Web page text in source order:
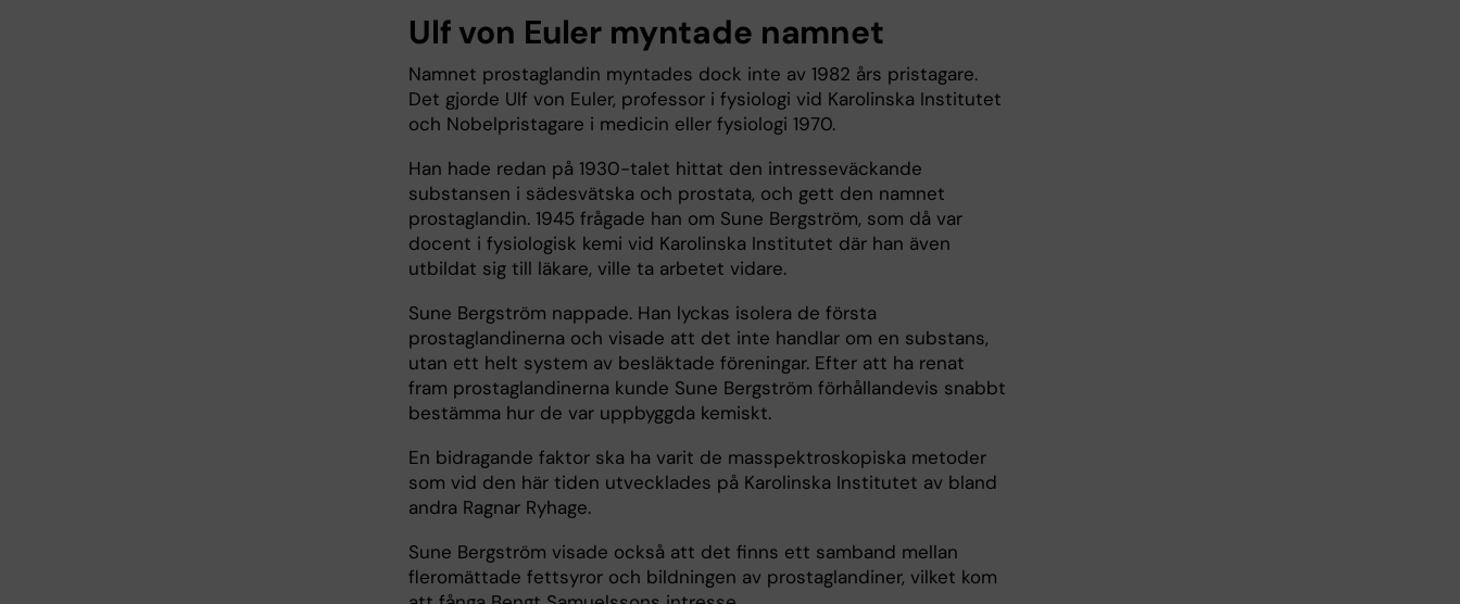
Ulf von Euler myntade namnet
Namnet prostaglandin myntades dock inte av 1982 års pristagare.
Det gjorde Ulf von Euler, professor i fysiologi vid Karolinska Institutet
och Nobelpristagare i medicin eller fysiologi 1970.
Han hade redan på 1930-talet hittat den intresseväckande
substansen i sädesvätska och prostata, och gett den namnet
prostaglandin. 1945 frågade han om Sune Bergström, som då var
docent i fysiologisk kemi vid Karolinska Institutet där han även
utbildat sig till läkare, ville ta arbetet vidare.
Sune Bergström nappade. Han lyckas isolera de första
prostaglandinerna och visade att det inte handlar om en substans,
utan ett helt system av besläktade föreningar. Efter att ha renat
fram prostaglandinerna kunde Sune Bergström förhållandevis snabbt
bestämma hur de var uppbyggda kemiskt.
En bidragande faktor ska ha varit de masspektroskopiska metoder
som vid den här tiden utvecklades på Karolinska Institutet av bland
andra Ragnar Ryhage.
Sune Bergström visade också att det finns ett samband mellan
fleromättade fettsyror och bildningen av prostaglandiner, vilket kom